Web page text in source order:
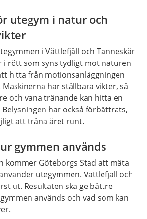
utegym i natur och
i Vättlefjäll och Tanneskär
i rött som syns tydligt mot naturen
hitta från motionsanläggningen
har ställbara vikter, så
och vana tränande kan hitta en
Belysningen har också förbättrats,
att träna året runt.
gymmen används
kommer Göteborgs Stad att mäta
utegymmen. Vättlefjäll och
ut. Resultaten ska ge bättre
används och vad som kan